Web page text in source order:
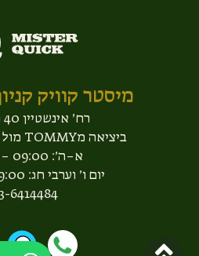
מיסטר קוויק
רח׳ אינשטיין 40 תל אביב
ביציאה מTOMMY מול הדרבי בר דגים.
א–ה׳: 09:00 – 19:00
יום ו׳ וערבי חג: 09:00 – 13:00
6414484